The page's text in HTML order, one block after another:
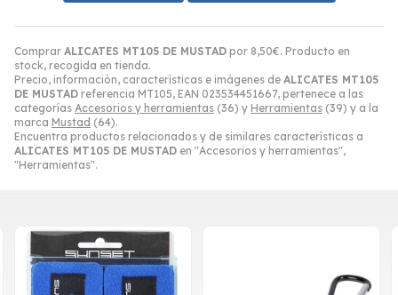
Comprar ALICATES MT105 DE MUSTAD por 8,50€. Producto en
stock, recogida en tienda.
Precio, información, características e imágenes de ALICATES MT105
DE MUSTAD referencia MT105, EAN 023534451667, pertenece a las
categorías Accesorios y herramientas (36) y Herramientas (39) y a la
marca Mustad (64).
Encuentra productos relacionados y de similares características a
ALICATES MT105 DE MUSTAD en "Accesorios y herramientas",
"Herramientas".